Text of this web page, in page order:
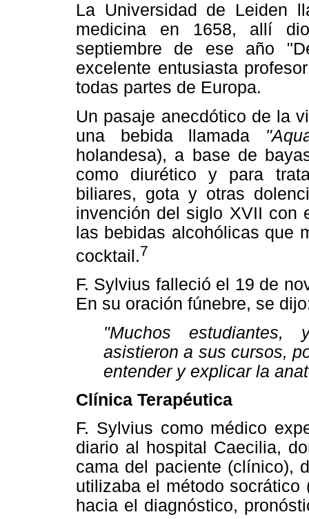
La Universidad de Leiden
medicina en 1658, allí
septiembre de ese año
excelente entusiasta
todas partes de Europa.
Un pasaje anecdótico de la
una bebida llamada
holandesa), a base de
como diurético y para
biliares, gota y otras
invención del siglo XVII con
las bebidas alcohólicas que
cocktail.7
F. Sylvius falleció el 19 de
En su oración fúnebre, se
"Muchos
asistieron a sus cursos,
entender y explicar la
Clínica Terapéutica
F. Sylvius como médico
diario al hospital Caecilia,
cama del paciente (clínico),
utilizaba el método
hacia el diagnóstico,